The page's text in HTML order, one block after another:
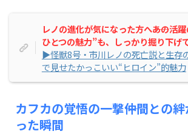
レノの進化が気になった方へ――あの活
ひとつの魅力”も、しっかり掘り下げ
▶怪獣8号・市川レノの死亡説と生存
で見せたかっこいい“ヒロイン”的魅力
カフカの覚悟の一撃――仲間との
った瞬間